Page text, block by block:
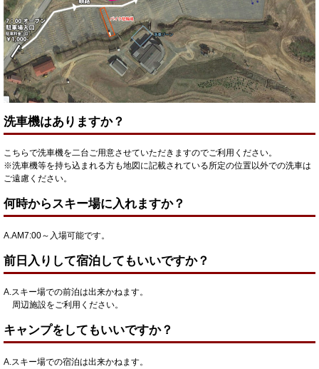
洗車機はありますか？
こちらで洗車機を二台ご用意させていただきますのでご利用ください。
※洗車機等を持ち込まれる方も地図に記載されている所定の位置以外での洗車は
ご遠慮ください。
何時からスキー場に入れますか？
A.AM7:00～入場可能です。
前日入りして宿泊してもいいですか？
A.スキー場での前泊は出来かねます。
周辺施設をご利用ください。
キャンプをしてもいいですか？
A.スキー場での宿泊は出来かねます。